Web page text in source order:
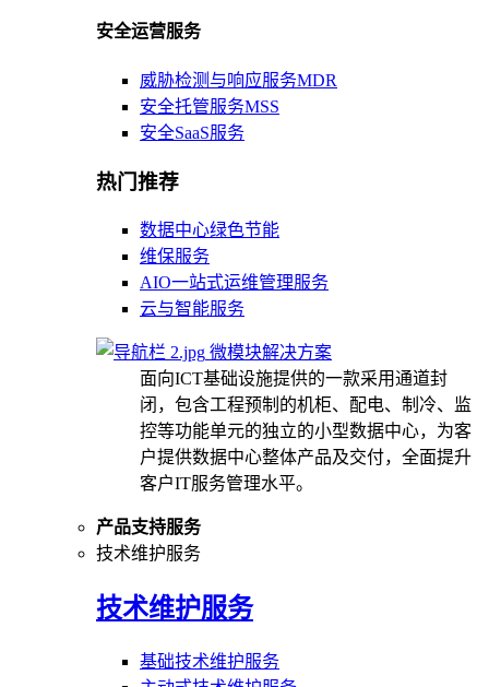
安全运营服务
威胁检测与响应服务MDR
安全托管服务MSS
安全SaaS服务
热门推荐
数据中心绿色节能
维保服务
AIO一站式运维管理服务
云与智能服务
微模块解决方案
面向ICT基础设施提供的一款采用通道封
闭，包含工程预制的机柜、配电、制冷、监
控等功能单元的独立的小型数据中心，为客
户提供数据中心整体产品及交付，全面提升
客户IT服务管理水平。
产品支持服务
技术维护服务
技术维护服务
基础技术维护服务